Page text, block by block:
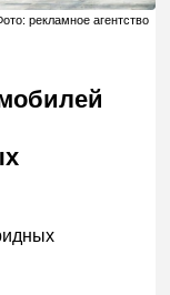
рекламное агентство